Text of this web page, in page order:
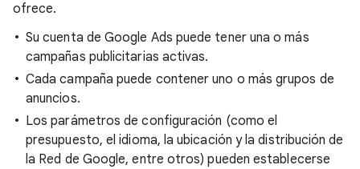
ofrece.
Su cuenta de Google Ads puede tener una o más
campañas publicitarias activas.
Cada campaña puede contener uno o más grupos de
anuncios.
Los parámetros de configuración (como el
presupuesto, el idioma, la ubicación y la distribución de
la Red de Google, entre otros) pueden establecerse